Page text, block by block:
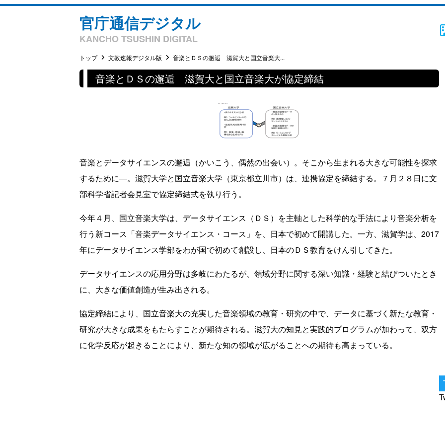
官庁通信デジタル
KANCHO TSUSHIN DIGITAL
トップ 文教速報デジタル版 音楽とＤＳの邂逅 滋賀大と国立音楽大...
音楽とＤＳの邂逅 滋賀大と国立音楽大が協定締結
音楽とデータサイエンスの邂逅（かいこう、偶然の出会い）。そこから生まれる大きな可能性を探求
するために―。滋賀大学と国立音楽大学（東京都立川市）は、連携協定を締結する。７月２８日に文
部科学省記者会見室で協定締結式を執り行う。
今年４月、国立音楽大学は、データサイエンス（ＤＳ）を主軸とした科学的な手法により音楽分析を
行う新コース「音楽データサイエンス・コース」を、日本で初めて開講した。一方、滋賀学は、2017
年にデータサイエンス学部をわが国で初めて創設し、日本のＤＳ教育をけん引してきた。
データサイエンスの応用分野は多岐にわたるが、領域分野に関する深い知識・経験と結びついたとき
に、大きな価値創造が生み出される。
協定締結により、国立音楽大の充実した音楽領域の教育・研究の中で、データに基づく新たな教育・
研究が大きな成果をもたらすことが期待される。滋賀大の知見と実践的プログラムが加わって、双方
に化学反応が起きることにより、新たな知の領域が広がることへの期待も高まっている。